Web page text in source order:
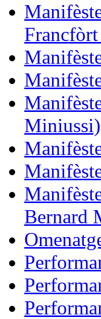
Miniussi)
Bernard